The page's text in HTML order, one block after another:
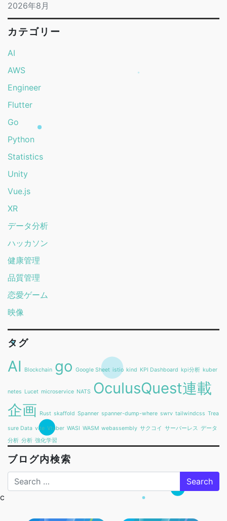
2026年8月
カテゴリー
AI
AWS
Engineer
Flutter
Go
Python
Statistics
Unity
Vue.js
XR
データ分析
ハッカソン
健康管理
品質管理
恋愛ゲーム
映像
タグ
AI Blockchain go Google Sheet istio kind KPI Dashboard kpi分析 kuber
netes Lucet microservice NATS OculusQuest連載
企画 Rust skaffold Spanner spanner-dump-where swrv tailwindcss Trea
sure Data vite Vtuber WASI WASM webassembly サクコイ サーバーレス データ
分析 分析 強化学習
ブログ内検索
Search
c